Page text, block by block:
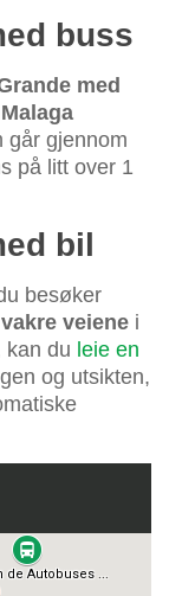
buss
med
Malaga
går gjennom
på litt over 1
bil
besøker
veiene i
kan du leie en
og utsikten,